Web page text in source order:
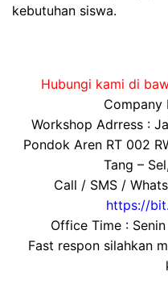
kebutuhan siswa.
Hubungi kami di
Company
Workshop Adrress :
Pondok Aren RT 002
Tang –
Call / SMS /
https://
Office Time :
Fast respon silahkan